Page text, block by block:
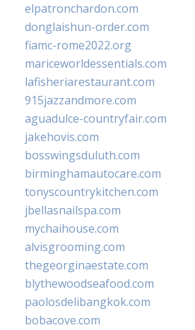
elpatronchardon.com
donglaishun-order.com
fiamc-rome2022.org
mariceworldessentials.com
lafisheriarestaurant.com
915jazzandmore.com
aguadulce-countryfair.com
jakehovis.com
bosswingsduluth.com
birminghamautocare.com
tonyscountrykitchen.com
jbellasnailspa.com
mychaihouse.com
alvisgrooming.com
thegeorginaestate.com
blythewoodseafood.com
paolosdelibangkok.com
bobacove.com